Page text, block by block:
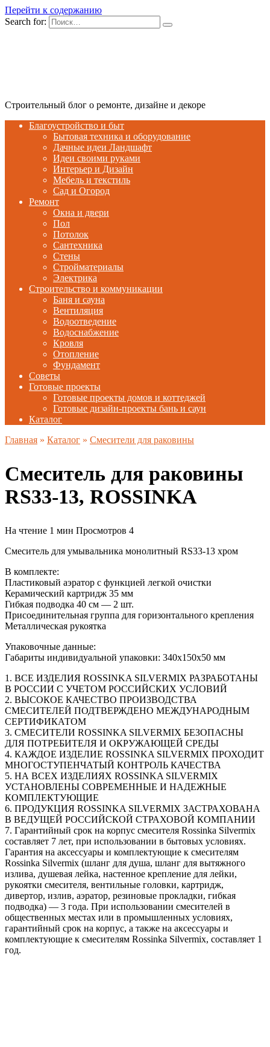
Перейти к содержанию
Search for:
Строительный блог о ремонте, дизайне и декоре
Благоустройство и быт
Бытовая техника и оборудование
Дачные идеи Ландшафт
Идеи своими руками
Интерьер и Дизайн
Мебель и текстиль
Сад и Огород
Ремонт
Окна и двери
Пол
Потолок
Сантехника
Стены
Стройматериалы
Электрика
Строительство и коммуникации
Баня и сауна
Вентиляция
Водоотведение
Водоснабжение
Кровля
Отопление
Фундамент
Советы
Готовые проекты
Готовые проекты домов и коттеджей
Готовые дизайн-проекты бань и саун
Каталог
Главная » Каталог » Смесители для раковины
Смеситель для раковины
RS33-13, ROSSINKA
На чтение 1 мин Просмотров 4
Смеситель для умывальника монолитный RS33-13 хром
В комплекте:
Пластиковый аэратор с функцией легкой очистки
Керамический картридж 35 мм
Гибкая подводка 40 см — 2 шт.
Присоединительная группа для горизонтального крепления
Металлическая рукоятка
Упаковочные данные:
Габариты индивидуальной упаковки: 340х150х50 мм
1. ВСЕ ИЗДЕЛИЯ ROSSINKA SILVERMIX РАЗРАБОТАНЫ
В РОССИИ С УЧЕТОМ РОССИЙСКИХ УСЛОВИЙ
2. ВЫСОКОЕ КАЧЕСТВО ПРОИЗВОДСТВА
СМЕСИТЕЛЕЙ ПОДТВЕРЖДЕНО МЕЖДУНАРОДНЫМ
СЕРТИФИКАТОМ
3. СМЕСИТЕЛИ ROSSINKA SILVERMIX БЕЗОПАСНЫ
ДЛЯ ПОТРЕБИТЕЛЯ И ОКРУЖАЮЩЕЙ СРЕДЫ
4. КАЖДОЕ ИЗДЕЛИЕ ROSSINKA SILVERMIX ПРОХОДИТ
МНОГОСТУПЕНЧАТЫЙ КОНТРОЛЬ КАЧЕСТВА
5. НА ВСЕХ ИЗДЕЛИЯХ ROSSINKA SILVERMIX
УСТАНОВЛЕНЫ СОВРЕМЕННЫЕ И НАДЕЖНЫЕ
КОМПЛЕКТУЮЩИЕ
6. ПРОДУКЦИЯ ROSSINKA SILVERMIX ЗАСТРАХОВАНА
В ВЕДУЩЕЙ РОССИЙСКОЙ СТРАХОВОЙ КОМПАНИИ
7. Гарантийный срок на корпус смесителя Rossinka Silvermix
составляет 7 лет, при использовании в бытовых условиях.
Гарантия на аксессуары и комплектующие к смесителям
Rossinka Silvermix (шланг для душа, шланг для вытяжного
излива, душевая лейка, настенное крепление для лейки,
рукоятки смесителя, вентильные головки, картридж,
дивертор, излив, аэратор, резиновые прокладки, гибкая
подводка) — 3 года. При использовании смесителей в
общественных местах или в промышленных условиях,
гарантийный срок на корпус, а также на аксессуары и
комплектующие к смесителям Rossinka Silvermix, составляет 1
год.